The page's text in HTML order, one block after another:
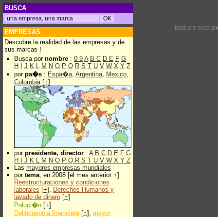
BUSCA
EMPRESAS
Descubre la realidad de las empresas y de
sus marcas !
Busca por nombre : 0-9 A B C D E F G
H
J K L M N O P Q R S T U V W X Y Z
por pa�s : Espa�a, Argentina, Mexico,
Colombia[+]
por presidente, director : A B C D E F G
H
J K L M N O P Q R S T U V W X Y Z
Las mayores empresas mundiales
por tema, en 2008 [el mes anterior +] :
Reestructuraciones y condiciones
laborales [+], Derechos Humanos y
lavado de dinero [+]
Poluci�n [+]
Delincuencia financiera[+], mayor
traducir esta